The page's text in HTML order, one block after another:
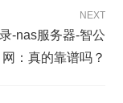
NEXT
-nas服务器-智公
网：真的靠谱吗？